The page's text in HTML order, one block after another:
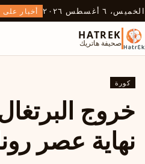
الخميس، ٦ أغسطس ٢٠٢٦ أخبار على
HATREK
صحيفة هاتريك
كورة
نهاية عصر